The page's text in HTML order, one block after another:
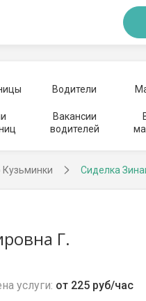
Водители
Вакансии
водителей
Кузьминки Сиделка
Г.
услуги: от 225 руб/час